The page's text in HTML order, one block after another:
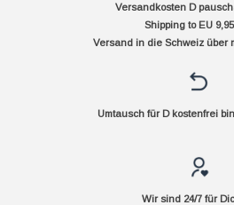
Versandkosten D
Shipping to EU
Versand in die Schweiz über
Umtausch für D kostenfrei
Wir sind 24/7 für